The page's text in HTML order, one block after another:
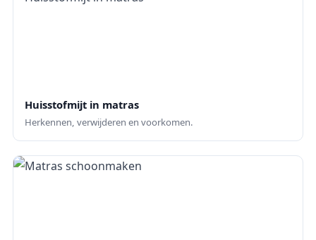
Huisstofmijt in matras
Herkennen, verwijderen en voorkomen.